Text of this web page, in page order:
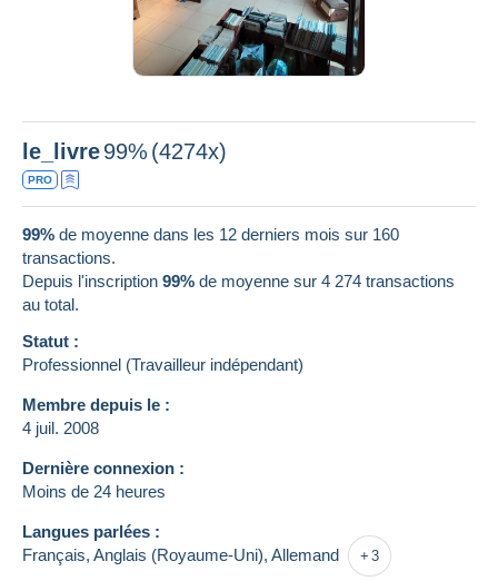
le_livre99% (4274x)
PRO
99% de moyenne dans les 12 derniers mois sur 160
transactions.
Depuis l'inscription 99% de moyenne sur 4 274 transactions
au total.
Statut :
Professionnel (Travailleur indépendant)
Membre depuis le :
4 juil. 2008
Dernière connexion :
Moins de 24 heures
Langues parlées :
Français, Anglais (Royaume-Uni), Allemand 3